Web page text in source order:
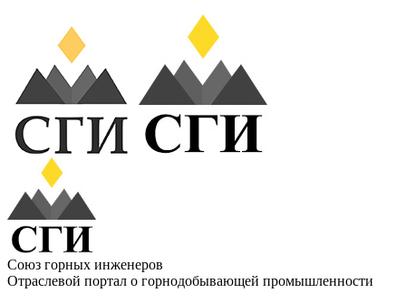
Союз горных инженеров
Отраслевой портал о горнодобывающей промышленности